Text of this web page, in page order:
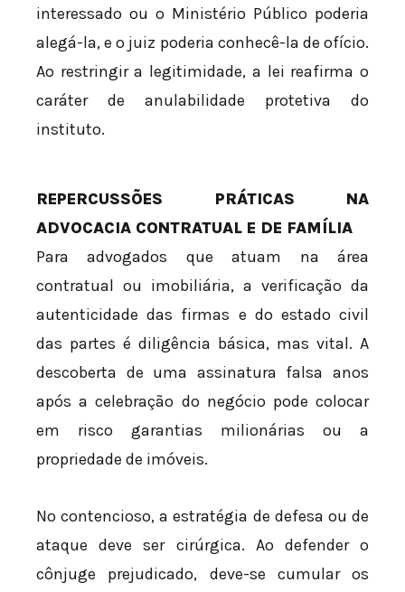
interessado ou o Ministério Público poderia
alegá-la, e o juiz poderia conhecê-la de ofício.
Ao restringir a legitimidade, a lei reafirma o
caráter de anulabilidade protetiva do
instituto.
REPERCUSSÕES PRÁTICAS NA
ADVOCACIA CONTRATUAL E DE FAMÍLIA
Para advogados que atuam na área
contratual ou imobiliária, a verificação da
autenticidade das firmas e do estado civil
das partes é diligência básica, mas vital. A
descoberta de uma assinatura falsa anos
após a celebração do negócio pode colocar
em risco garantias milionárias ou a
propriedade de imóveis.
No contencioso, a estratégia de defesa ou de
ataque deve ser cirúrgica. Ao defender o
cônjuge prejudicado, deve-se cumular os